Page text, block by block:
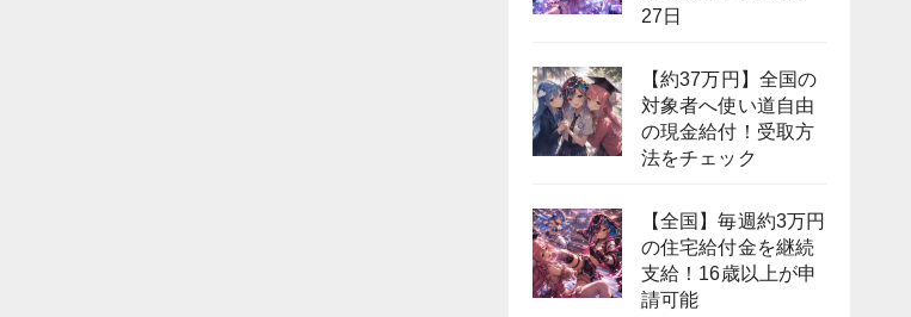
27日
【約37万円】全国の
対象者へ使い道自由
の現金給付！受取方
法をチェック
【全国】毎週約3万円
の住宅給付金を継続
支給！16歳以上が申
請可能